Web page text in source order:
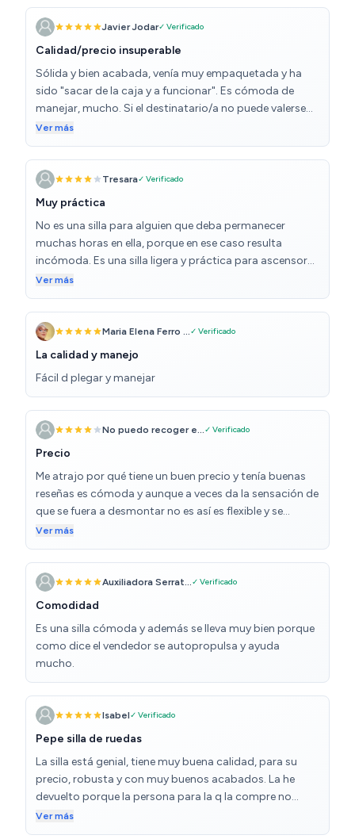
Javier Jodar✓ Verificado
Calidad/precio insuperable
Sólida y bien acabada, venía muy empaquetada y ha
sido "sacar de la caja y a funcionar". Es cómoda de
manejar, mucho. Si el destinatario/a no puede valerse
por sí mismo es preferible a cualquier autopropulsada.
Por si os sirve de referencia: plegada y sin los reposapiés
cabe de sobra en el maletero de un Seat León (de 2024)
y sobra mucho espacio. Es básica, pero no le falta de
nada.
Ver más
Tresara✓ Verificado
Muy práctica
No es una silla para alguien que deba permanecer
muchas horas en ella, porque en ese caso resulta
incómoda. Es una silla ligera y práctica para ascensores
pequeños (los reposapies se ponen y quitan con
facilidad), para plegar en un segundo y echar al
maletero del coche, para paseos cortos por ciudad o
caminos buenos, rueda bien en exterior e interior y
sortea con facilidad pequeñas irregularidades del
terreno. Cuanto menos pese la persona que la ocupe,
obviamente más fácil se nos hará su manejo. Muy
buena relación calidad/precio. Echo de menos frenos en
las manetas, se accionan agachándose a las ruedas,
pero ya lo he solucionado haciendo las bajadas
pronunciadas de espaldas.
Ver más
Maria Elena Ferro ... ✓ Verificado
La calidad y manejo
Fácil d plegar y manejar
No puedo recoger e... ✓ Verificado
Precio
Me atrajo por qué tiene un buen precio y tenía buenas
reseñas es cómoda y aunque a veces da la sensación de
que se fuera a desmontar no es así es flexible y se
adapta al terreno
Ver más
Auxiliadora Serrat... ✓ Verificado
Comodidad
Es una silla cómoda y además se lleva muy bien porque
como dice el vendedor se autopropulsa y ayuda
mucho.
Isabel✓ Verificado
Pepe silla de ruedas
La silla está genial, tiene muy buena calidad, para su
precio, robusta y con muy buenos acabados. La he
devuelto porque la persona para la q la compre no
consigue manejarla por su avanzada edad, optaremos
por una que nos sea autopropulsable. Además el
Ver más